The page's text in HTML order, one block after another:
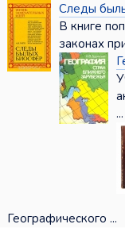
Следы
В книге
законах
...
Географического ...